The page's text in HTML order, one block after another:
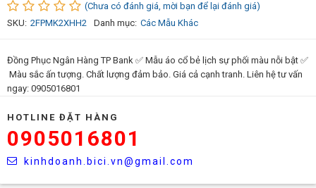
(Chưa có đánh giá, mời bạn để lại đánh giá)
SKU: 2FPMK2XHH2 Danh mục: Các Mẫu Khác
Đồng Phục Ngân Hàng TP Bank ✅ Mẫu áo cổ bẻ lịch sự phối màu nỗi bật ✅
Màu sắc ấn tượng. Chất lượng đảm bảo. Giá cả cạnh tranh. Liên hệ tư vấn
ngay: 0905016801
HOTLINE ĐẶT HÀNG
0905016801
kinhdoanh.bici.vn@gmail.com